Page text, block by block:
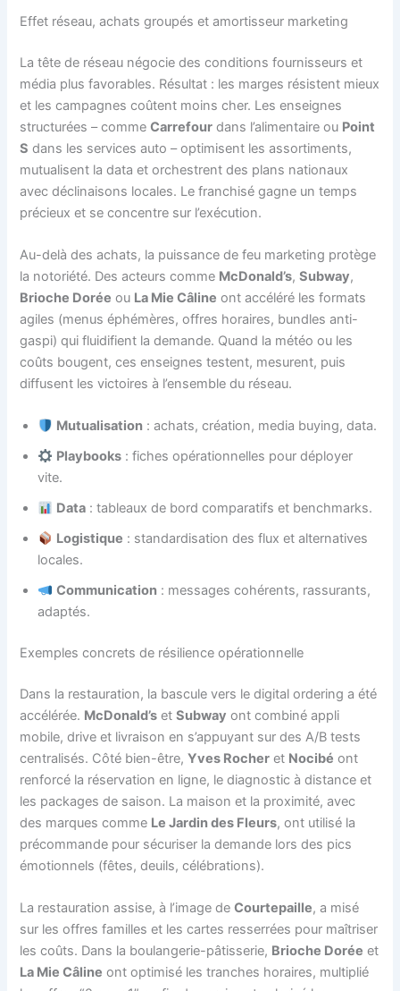
Effet réseau, achats groupés et amortisseur marketing
La tête de réseau négocie des conditions fournisseurs et
média plus favorables. Résultat : les marges résistent mieux
et les campagnes coûtent moins cher. Les enseignes
structurées – commeCarrefour dans l’alimentaire ou Point
S dans les services auto – optimisent les assortiments,
mutualisent la data et orchestrent des plans nationaux
avec déclinaisons locales. Le franchisé gagne un temps
précieux et se concentre sur l’exécution.
Au-delà des achats, la puissance de feu marketing protège
la notoriété. Des acteurs comme McDonald’s,Subway,
Brioche Dorée ou La Mie Câline ont accéléré les formats
agiles (menus éphémères, offres horaires, bundles anti-
gaspi) qui fluidifient la demande. Quand la météo ou les
coûts bougent, ces enseignes testent, mesurent, puis
diffusent les victoires à l’ensemble du réseau.
Mutualisation : achats, création, media buying, data.
Playbooks : fiches opérationnelles pour déployer
vite.
Data : tableaux de bord comparatifs et benchmarks.
Logistique : standardisation des flux et alternatives
locales.
Communication : messages cohérents, rassurants,
adaptés.
Exemples concrets de résilience opérationnelle
Dans la restauration, la bascule vers le digital ordering a été
accélérée. McDonald’s etSubway ont combiné appli
mobile, drive et livraison en s’appuyant sur des A/B tests
centralisés. Côté bien-être,Yves Rocher et Nocibé ont
renforcé la réservation en ligne, le diagnostic à distance et
les packages de saison. La maison et la proximité, avec
des marques comme Le Jardin des Fleurs, ont utilisé la
précommande pour sécuriser la demande lors des pics
émotionnels (fêtes, deuils, célébrations).
La restauration assise, à l’image deCourtepaille, a misé
sur les offres familles et les cartes resserrées pour maîtriser
les coûts. Dans la boulangerie-pâtisserie, Brioche Dorée et
La Mie Câline ont optimisé les tranches horaires, multiplié